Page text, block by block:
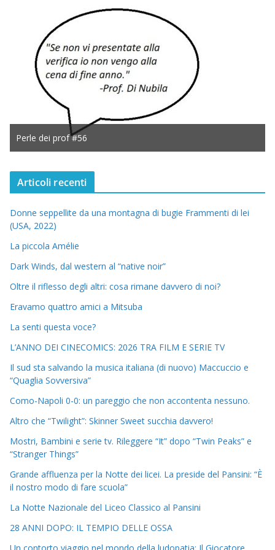
Perle dei prof #56
Articoli recenti
Donne seppellite da una montagna di bugie Frammenti di lei
(USA, 2022)
La piccola Amélie
Dark Winds, dal western al “native noir”
Oltre il riflesso degli altri: cosa rimane davvero di noi?
Eravamo quattro amici a Mitsuba
La senti questa voce?
L’ANNO DEI CINECOMICS: 2026 TRA FILM E SERIE TV
Il sud sta salvando la musica italiana (di nuovo) Maccuccio e
“Quaglia Sovversiva”
Como-Napoli 0-0: un pareggio che non accontenta nessuno.
Altro che “Twilight”: Skinner Sweet succhia davvero!
Mostri, Bambini e serie tv. Rileggere “It” dopo “Twin Peaks” e
“Stranger Things”
Grande affluenza per la Notte dei licei. La preside del Pansini: “È
il nostro modo di fare scuola”
La Notte Nazionale del Liceo Classico al Pansini
28 ANNI DOPO: IL TEMPIO DELLE OSSA